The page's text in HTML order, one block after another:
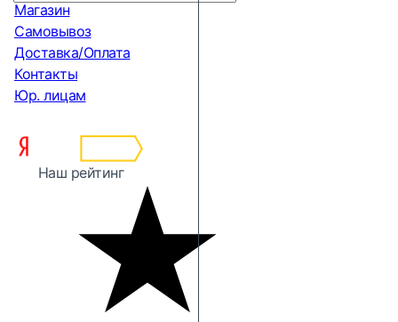
Магазин
Самовывоз
Доставка/Оплата
Контакты
Юр. лицам
Наш рейтинг